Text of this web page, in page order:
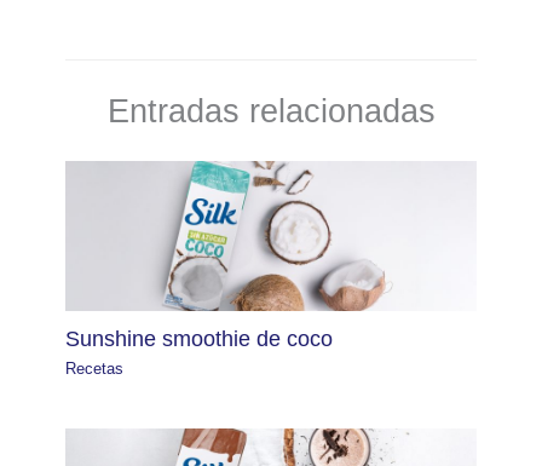
Entradas relacionadas
Sunshine smoothie de coco
Recetas